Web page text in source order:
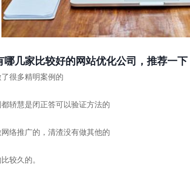
哪几家比较好的网站优化公司，推荐一下
很多精明案例的
轿慧是闭正答可以验证方法的
络推广的，清渣没有做其他的
较久的。